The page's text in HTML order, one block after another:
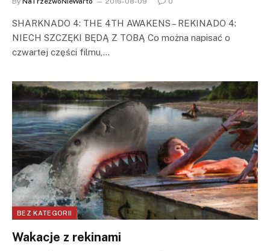
SHARKNADO 4: THE 4TH AWAKENS – REKINADO 4:
NIECH SZCZĘKI BĘDĄ Z TOBĄ Co można napisać o
czwartej części filmu,…
BEZ KATEGORII
Wakacje z rekinami